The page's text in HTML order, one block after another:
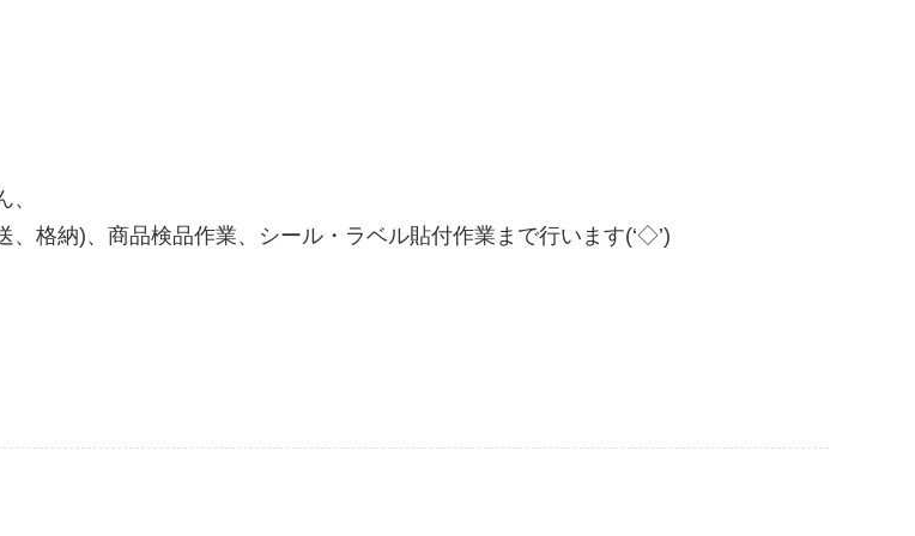
格納)、商品検品作業、シール・ラベル貼付作業まで行います(‘◇’)ゞ